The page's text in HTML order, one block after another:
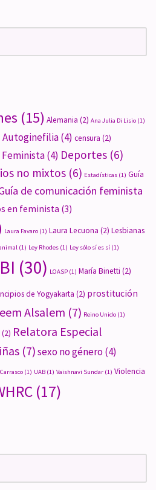
(15) Alemania (2) Ana Julia Di Lisio (1)
Autoginefilia(4) censura (2)
(4) Deportes (6)
no mixtos (6) Estadísticas (1) Guía
de comunicación feminista
en feminista (3)
Laura Favaro (1) Laura Lecuona (2) Lesbianas
(1) Ley Rhodes (1) Ley sólo sí es sí (1)
(30) LOASP (1) María Binetti (2)
de Yogyakarta (2) prostitución
Alsalem (7) Reino Unido (1)
(2) Relatora Especial
(7)sexo no género(4)
(1) UAB (1) Vaishnavi Sundar (1) Violencia
(17)